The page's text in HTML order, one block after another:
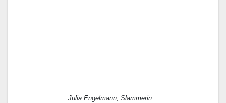
Julia Engelmann, Slammerin